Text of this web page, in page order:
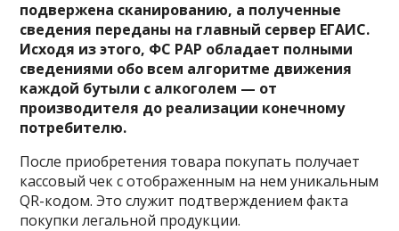
подвержена сканированию, а полученные
сведения переданы на главный сервер ЕГАИС.
Исходя из этого, ФС РАР обладает полными
сведениями обо всем алгоритме движения
каждой бутыли с алкоголем — от
производителя до реализации конечному
потребителю.
После приобретения товара покупать получает
кассовый чек с отображенным на нем уникальным
QR-кодом. Это служит подтверждением факта
покупки легальной продукции.